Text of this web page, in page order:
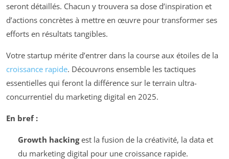
seront détaillés. Chacun y trouvera sa dose d’inspiration et
d’actions concrètes à mettre en œuvre pour transformer ses
efforts en résultats tangibles.
Votre startup mérite d’entrer dans la course aux étoiles de la
croissance rapide. Découvrons ensemble les tactiques
essentielles qui feront la différence sur le terrain ultra-
concurrentiel du marketing digital en 2025.
En bref :
Growth hackingest la fusion de la créativité, la data et
du marketing digital pour une croissance rapide.